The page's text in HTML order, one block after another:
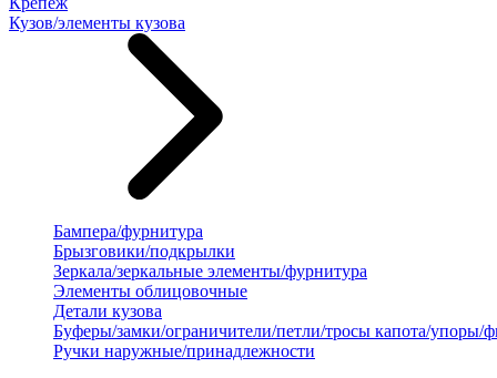
Кузов/элементы кузова
Бампера/фурнитура
Брызговики/подкрылки
Зеркала/зеркальные элементы/фурнитура
Элементы облицовочные
Детали кузова
Буферы/замки/ограничители/петли/тросы капота/упоры/
Ручки наружные/принадлежности